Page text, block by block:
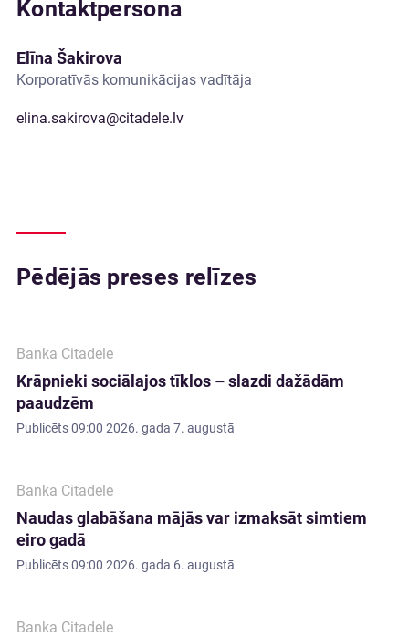
Kontaktpersona
Elīna Šakirova
Korporatīvās komunikācijas vadītāja
elina.sakirova@citadele.lv
Pēdējās preses relīzes
Banka Citadele
Krāpnieki sociālajos tīklos – slazdi dažādām
paaudzēm
Publicēts09:00 2026. gada 7. augustā
Banka Citadele
Naudas glabāšana mājās var izmaksāt simtiem
eiro gadā
Publicēts09:00 2026. gada 6. augustā
Banka Citadele